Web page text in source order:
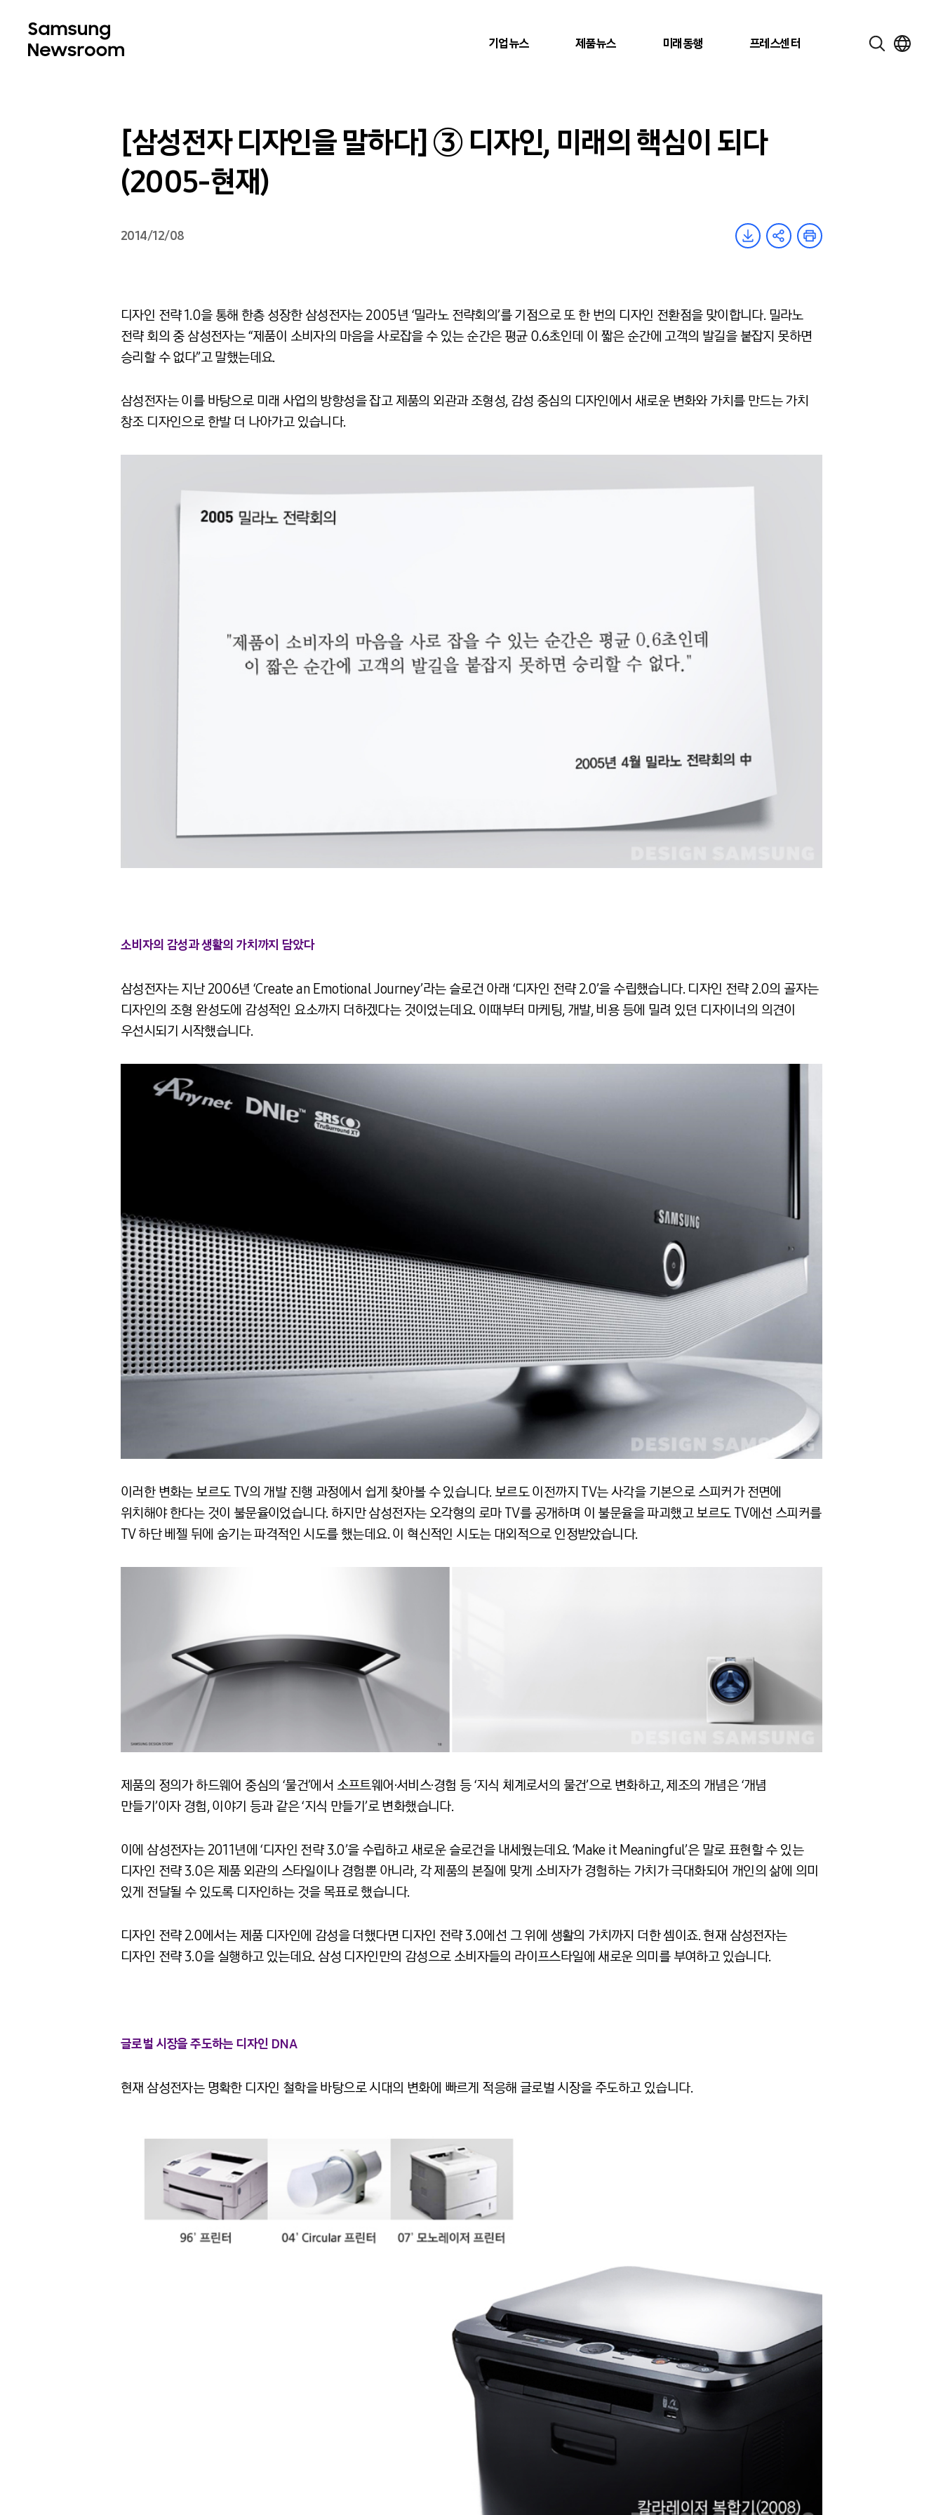
기업뉴스 제품뉴스 미래동행 프레스센터
[삼성전자 디자인을 말하다] ③ 디자인, 미래의 핵심이 되다
(2005-현재)
2014/12/08
디자인 전략 1.0을 통해 한층 성장한 삼성전자는 2005년 ‘밀라노 전략회의’를 기점으로 또 한 번의 디자인 전환점을 맞이합니다. 밀라노
전략 회의 중 삼성전자는 “제품이 소비자의 마음을 사로잡을 수 있는 순간은 평균 0.6초인데 이 짧은 순간에 고객의 발길을 붙잡지 못하면
승리할 수 없다”고 말했는데요.
삼성전자는 이를 바탕으로 미래 사업의 방향성을 잡고 제품의 외관과 조형성, 감성 중심의 디자인에서 새로운 변화와 가치를 만드는 가치
창조 디자인으로 한발 더 나아가고 있습니다.
소비자의 감성과 생활의 가치까지 담았다
삼성전자는 지난 2006년 ‘Create an Emotional Journey’라는 슬로건 아래 ‘디자인 전략 2.0’을 수립했습니다. 디자인 전략 2.0의 골자는
디자인의 조형 완성도에 감성적인 요소까지 더하겠다는 것이었는데요. 이때부터 마케팅, 개발, 비용 등에 밀려 있던 디자이너의 의견이
우선시되기 시작했습니다.
이러한 변화는 보르도 TV의 개발 진행 과정에서 쉽게 찾아볼 수 있습니다. 보르도 이전까지 TV는 사각을 기본으로 스피커가 전면에
위치해야 한다는 것이 불문율이었습니다. 하지만 삼성전자는 오각형의 로마 TV를 공개하며 이 불문율을 파괴했고 보르도 TV에선 스피커를
TV 하단 베젤 뒤에 숨기는 파격적인 시도를 했는데요. 이 혁신적인 시도는 대외적으로 인정받았습니다.
제품의 정의가 하드웨어 중심의 ‘물건’에서 소프트웨어·서비스·경험 등 ‘지식 체계로서의 물건’으로 변화하고, 제조의 개념은 ‘개념
만들기’이자 경험, 이야기 등과 같은 ‘지식 만들기’로 변화했습니다.
이에 삼성전자는 2011년에 ‘디자인 전략 3.0’을 수립하고 새로운 슬로건을 내세웠는데요. ‘Make it Meaningful’은 말로 표현할 수 있는
디자인 전략 3.0은 제품 외관의 스타일이나 경험뿐 아니라, 각 제품의 본질에 맞게 소비자가 경험하는 가치가 극대화되어 개인의 삶에 의미
있게 전달될 수 있도록 디자인하는 것을 목표로 했습니다.
디자인 전략 2.0에서는 제품 디자인에 감성을 더했다면 디자인 전략 3.0에선 그 위에 생활의 가치까지 더한 셈이죠. 현재 삼성전자는
디자인 전략 3.0을 실행하고 있는데요. 삼성 디자인만의 감성으로 소비자들의 라이프스타일에 새로운 의미를 부여하고 있습니다.
글로벌 시장을 주도하는 디자인 DNA
현재 삼성전자는 명확한 디자인 철학을 바탕으로 시대의 변화에 빠르게 적응해 글로벌 시장을 주도하고 있습니다.